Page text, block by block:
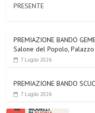
PRESENTE
PREMIAZIONE BANDO
Salone del Popolo, Palazzo
7 Luglio 2026
PREMIAZIONE BANDO
7 Luglio 2026